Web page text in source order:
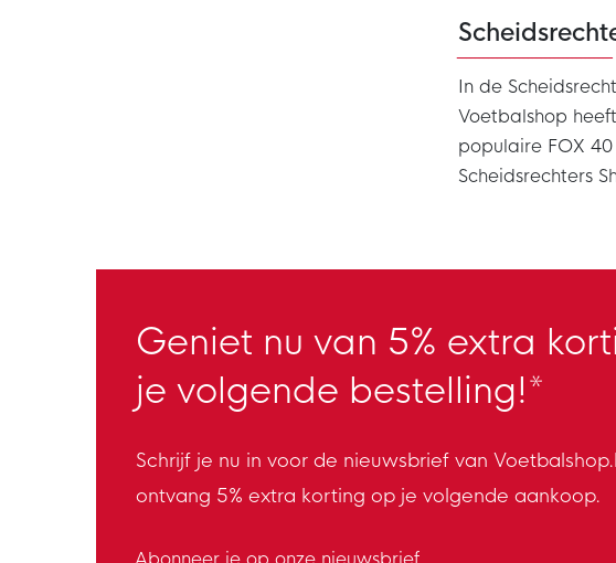
In de
Voetbalshop
populaire FOX
Scheidsrechters
Geniet nu van 5% extra
je volgende bestelling!*
Schrijf je nu in voor de nieuwsbrief van
ontvang 5% extra korting op je volgende aankoop.